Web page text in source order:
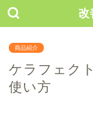
改
商品紹介
ケラフェク
使い方